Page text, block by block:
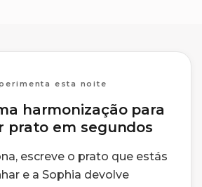
esta noite
harmonização para
prato em segundos
escreve o prato que estás
e a Sophia devolve